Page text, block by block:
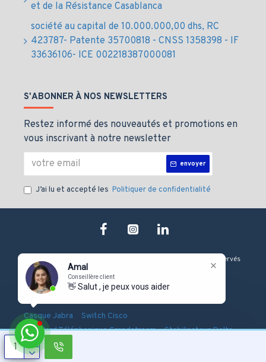
Amal
Conseillère client
👋 Salut , je peux vous aider ?
et de la Résistance Casablanca
société au capital de 10.000.000,00 dhs, RC
423787- Patente 35700818 - CNSS 1358398 - IF
33636106- ICE 002218387000081
S'ABONNER À NOS NEWSLETTERS
Restez informé des nouveautés et promotions en
vous inscrivant à notre newsletter
envoyer
J’ai lu et accepté les Politiquer de confidentialité
Copyright © 2019, J&M technologie, Tous les droits sont Réservés
Onduleur Eaton-Serveur Dell-Firewall Fortinet-
Casque Jabra Switch Cisco
Standard Téléphonique Grandstream-Stabilisateur Delta-
Pointeuse Biométrique